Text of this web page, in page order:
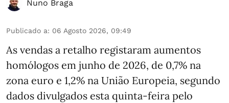
Nuno Braga
Publicado a: 06 Agosto 2026, 09:49
As vendas a retalho registaram aumentos
homólogos em junho de 2026, de 0,7% na
zona euro e 1,2% na União Europeia, segundo
dados divulgados esta quinta-feira pelo